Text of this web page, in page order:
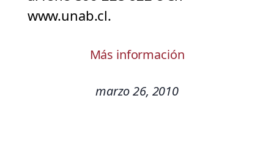
www.unab.cl.
Más información
marzo 26, 2010